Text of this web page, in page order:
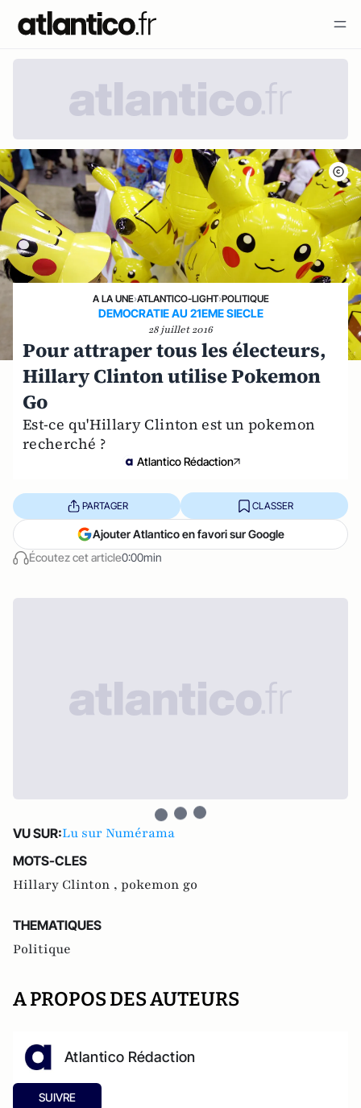
A LA UNE›ATLANTICO-LIGHT›POLITIQUE
DEMOCRATIE AU 21EME SIECLE
28 juillet 2016
Pour attraper tous les électeurs,
Hillary Clinton utilise Pokemon
Go
Est-ce qu'Hillary Clinton est un pokemon
recherché ?
Atlantico Rédaction
Écoutez cet article0:00min
PARTAGER CLASSER
Ajouter Atlantico en favori sur Google
VU SUR:Lu sur Numérama
MOTS-CLES
Hillary Clinton , pokemon go
THEMATIQUES
Politique
A PROPOS DES AUTEURS
Atlantico Rédaction
SUIVRE